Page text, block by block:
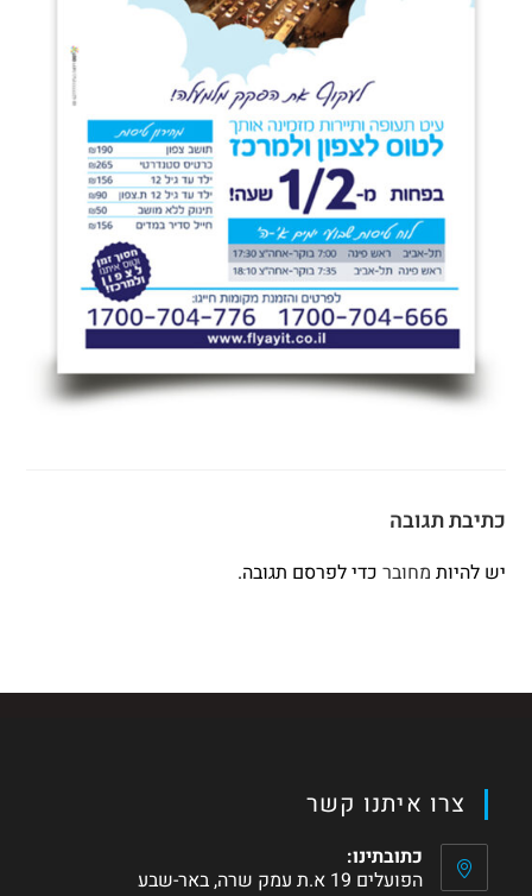
כתיבת תגובה
יש להיות מחובר כדי לפרסם תגובה.
צרו איתנו קשר
כתובתינו:
הפועלים 19 א.ת עמק שרה, באר-שבע